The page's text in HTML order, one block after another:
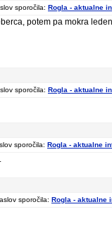
sporočila: Rogla - aktualne
potem pa mokra
sporočila: Rogla - aktualne
sporočila: Rogla - aktualne
sporočila: Rogla - aktualne